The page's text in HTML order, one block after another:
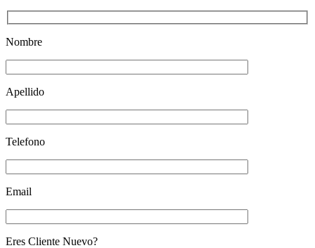
Nombre
Apellido
Telefono
Email
Eres Cliente Nuevo?